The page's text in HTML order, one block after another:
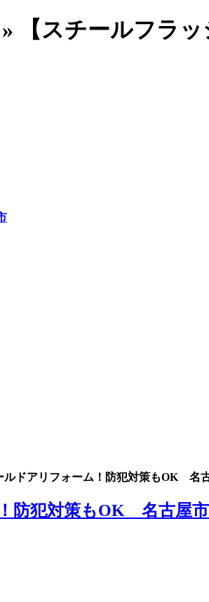
【スチールフラ
ドアリフォーム！防犯対策もOK 名
防犯対策もOK 名古屋